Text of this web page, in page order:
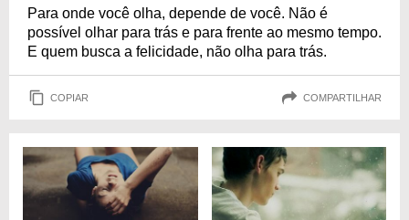
Para onde você olha, depende de você. Não é
possível olhar para trás e para frente ao mesmo tempo.
E quem busca a felicidade, não olha para trás.
COPIAR COMPARTILHAR